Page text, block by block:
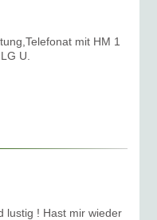
mit HM 1
U.
lustig ! Hast mir wieder